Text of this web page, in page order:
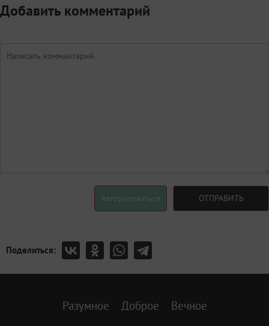
Добавить комментарий
Авторизоваться ОТПРАВИТЬ
Поделиться:
Разумное Доброе Вечное